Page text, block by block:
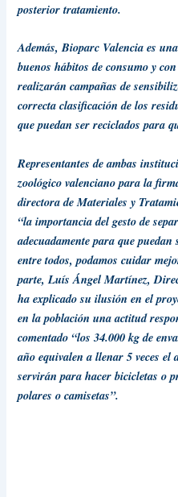
posterior tratamiento.
Además, Bioparc Valencia es
buenos hábitos de consumo y
realizarán campañas de
correcta clasificación de los
que puedan ser reciclados para
Representantes de ambas
zoológico valenciano para la
directora de Materiales y
“la importancia del gesto de
adecuadamente para que
entre todos, podamos cuidar
parte, Luís Ángel Martínez,
ha explicado su ilusión en el
en la población una actitud
comentado “los 34.000 kg de
año equivalen a llenar 5 veces
servirán para hacer bicicletas o
polares o camisetas”.